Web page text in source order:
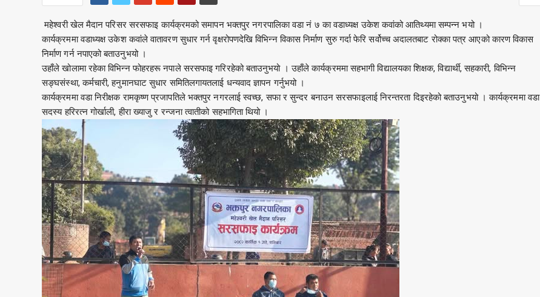
महेश्वरी खेल मैदान परिसर सरसफाइ कार्यक्रमको समापन भक्तपुर नगरपालिका वडा नं ७ का वडाध्यक्ष उकेश कवांको आतिथ्यमा सम्पन्न भयो ।
कार्यक्रममा वडाध्यक्ष उकेश कवांले वातावरण सुधार गर्न वृक्षरोपणदेखि विभिन्न विकास निर्माण सुरु गर्दा फेरि सर्वोच्च अदालतबाट रोक्का पत्र आएको कारण विकास
निर्माण गर्न नपाएको बताउनुभयो ।
उहाँले खोलामा रहेका विभिन्न फोहरहरू नपाले सरसफाइ गरिरहेको बताउनुभयो । उहाँले कार्यक्रममा सहभागी विद्यालयका शिक्षक, विद्यार्थी, सहकारी, विभिन्न
सङ्घसंस्था, कर्मचारी, हनुमानघाट सुधार समितिलगायतलाई धन्यवाद ज्ञापन गर्नुभयो ।
कार्यक्रममा वडा निरीक्षक रामकृष्ण प्रजापतिले भक्तपुर नगरलाई स्वच्छ, सफा र सुन्दर बनाउन सरसफाइलाई निरन्तरता दिइरहेको बताउनुभयो । कार्यक्रममा वडा
सदस्य हरिरत्न गोर्खाली, हीरा ख्याजु र रन्जना त्वातीको सहभागिता थियो ।